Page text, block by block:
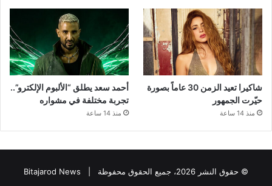
شاكيرا تعيد الزمن 30 عاماً بصورة
حيّرت الجمهور
منذ 14 ساعة
أحمد سعد يطلق “الألبوم الإلكترو”..
تجربة مختلفة في مشواره
منذ 14 ساعة
© حقوق النشر 2026، جميع الحقوق محفوظة | Bitajarod News